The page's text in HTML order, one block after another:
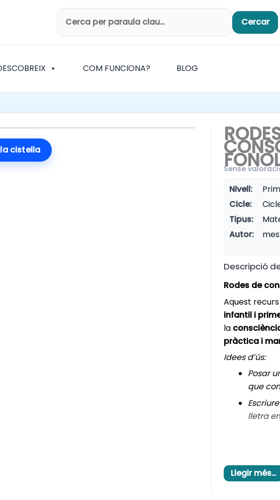
Cerca productes
Cercar
COM FUNCIONA? BLOG
cistella
Sense
Nivell:
Cicle:
Tipus:
Autor:
Descripció
Rodes de
Aquest
infantil i
la
pràctica i
Idees d’ús:
Posar
que
lletra
alumnes.
activitats
Llegir més…